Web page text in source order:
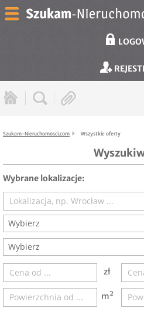
Szukam-Nieruchomosci.com Wszystkie oferty
Wybrane lokalizacje:
Wybierz
Wybierz
zł
m²